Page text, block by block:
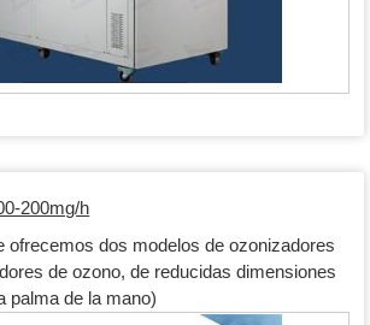
200mg/h
ofrecemos dos modelos de ozonizadores
de ozono, de reducidas dimensiones
palma de la mano)